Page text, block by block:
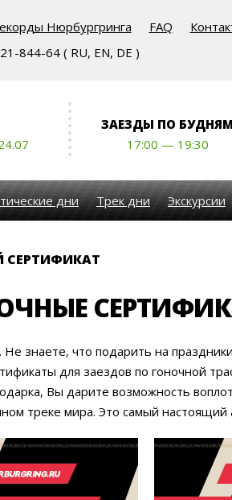
Нюрбургринга FAQ
844-64 ( RU, EN, DE )
ЗАЕЗДЫ ПО БУДНЯМ
17:00 — 19:30
дни Трек дни Экскурсии
знаете, что подарить на
для заездов по гоночной
Вы дарите возможность
треке мира. Это самый